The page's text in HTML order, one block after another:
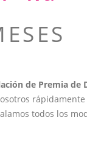
de Premia de
todos los